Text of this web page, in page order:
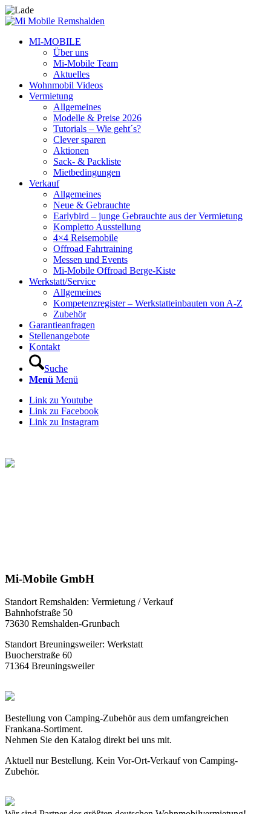
MI-MOBILE
Über uns
Mi-Mobile Team
Aktuelles
Wohnmobil Videos
Vermietung
Allgemeines
Modelle & Preise 2026
Tutorials – Wie geht´s?
Clever sparen
Aktionen
Sack- & Packliste
Mietbedingungen
Verkauf
Allgemeines
Neue & Gebrauchte
Earlybird – junge Gebrauchte aus der Vermietung
Kompletto Ausstellung
4×4 Reisemobile
Offroad Fahrtraining
Messen und Events
Mi-Mobile Offroad Berge-Kiste
Werkstatt/Service
Allgemeines
Kompetenzregister – Werkstatteinbauten von A-Z
Zubehör
Garantieanfragen
Stellenangebote
Kontakt
Suche
Menü Menü
Link zu Youtube
Link zu Facebook
Link zu Instagram
Mi-Mobile GmbH
Standort Remshalden: Vermietung / Verkauf
Bahnhofstraße 50
73630 Remshalden-Grunbach
Standort Breuningsweiler: Werkstatt
Buocherstraße 60
71364 Breuningsweiler
Bestellung von Camping-Zubehör aus dem umfangreichen
Frankana-Sortiment.
Nehmen Sie den Katalog direkt bei uns mit.
Aktuell nur Bestellung. Kein Vor-Ort-Verkauf von Camping-
Zubehör.